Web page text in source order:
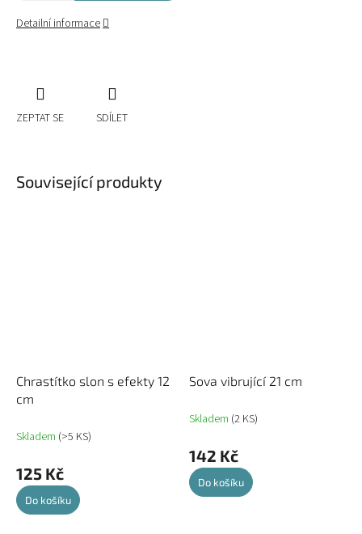
Detailní informace
ZEPTAT SE SDÍLET
Související produkty
Chrastítko slon s efekty 12
cm
Skladem (>5 KS)
125 Kč
Do košíku
Sova vibrující 21 cm
Skladem (2 KS)
142 Kč
Do košíku